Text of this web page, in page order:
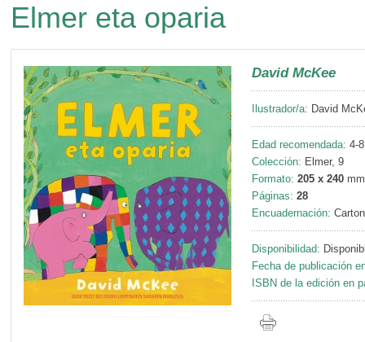
Elmer eta oparia
David McKee
Ilustrador/a: David
Edad recomendada: 4-
Colección: Elmer, 9
Formato: 205 x 240 mm
Páginas: 28
Encuadernación:
Disponibilidad:
Fecha de publicación
ISBN de la edición en